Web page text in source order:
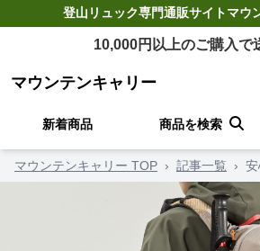
登山リュック専門通販サイトマウ
10,000円以上のご購入で
マウンテンキャリー
新着商品 商品を検索
マウンテンキャリー TOP › 記事一覧 ›